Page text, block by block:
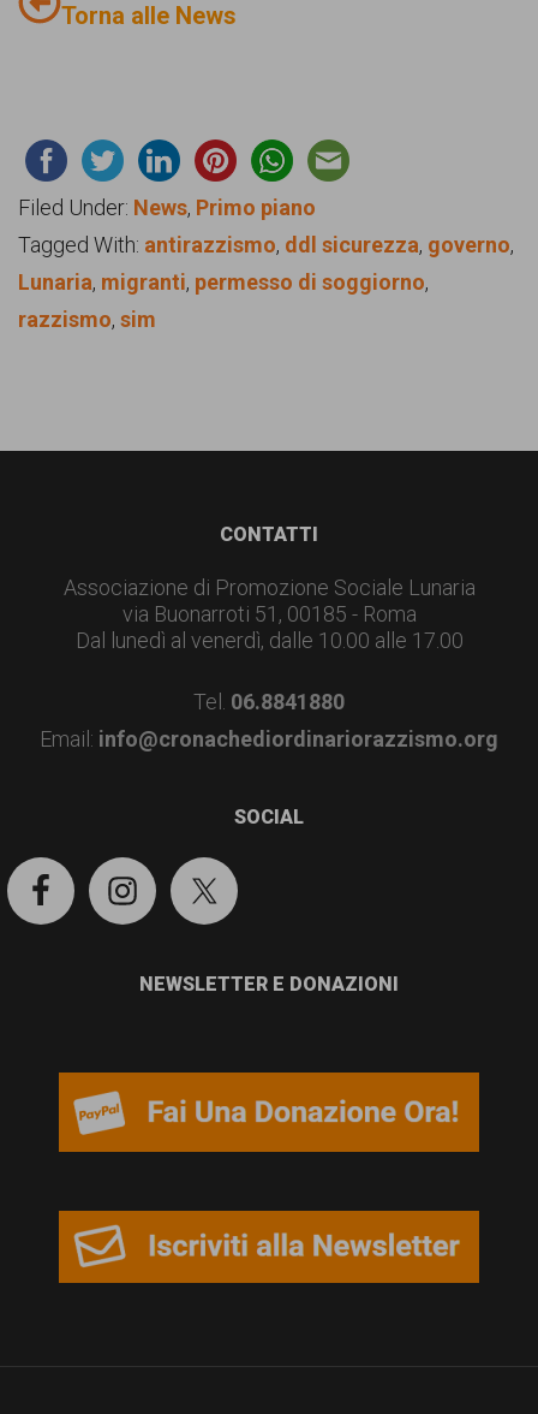
Torna alle News
Filed Under: News, Primo piano
Tagged With: antirazzismo, ddl sicurezza, governo,
Lunaria, migranti, permesso di soggiorno,
razzismo, sim
CONTATTI
Associazione di Promozione Sociale Lunaria
via Buonarroti 51, 00185 - Roma
Dal lunedì al venerdì, dalle 10.00 alle 17.00
Tel. 06.8841880
Email: info@cronachediordinariorazzismo.org
SOCIAL
NEWSLETTER E DONAZIONI